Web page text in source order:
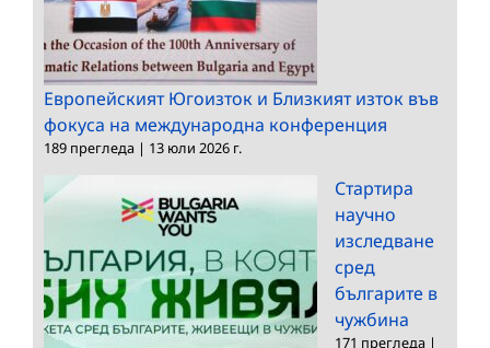
Европейският Югоизток и Близкият изток във
фокуса на международна конференция
189 прегледа |13 юли 2026 г.
научно
изследване
сред
българите в
чужбина
171 прегледа
31 юли 2026 г.